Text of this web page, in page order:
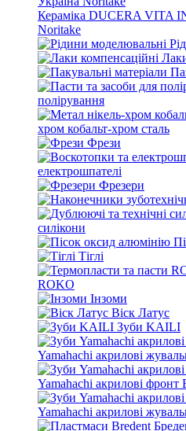
Кераміка DUCERA VITA
Noritake
полірування
хром кобальт-хром сталь
Фрези
електрошпателі
Фрезери
силікони
Тіглі
ROKO
Інзоми
Віск Латус
Зуби KAILI
Yamahachi акрилові
Yamahachi акрилові фронт
Yamahachi акрилові